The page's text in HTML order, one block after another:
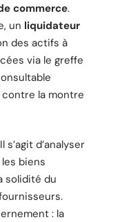
commerce.
un liquidateur
des actifs à
via le greffe
la montre
s’agit d’analyser
biens
solidité du
: la